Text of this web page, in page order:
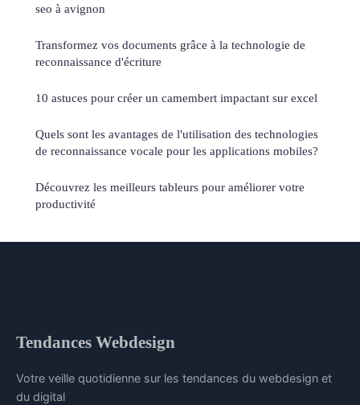
seo à avignon
Transformez vos documents grâce à la technologie de
reconnaissance d'écriture
10 astuces pour créer un camembert impactant sur excel
Quels sont les avantages de l'utilisation des technologies
de reconnaissance vocale pour les applications mobiles?
Découvrez les meilleurs tableurs pour améliorer votre
productivité
Tendances Webdesign
Votre veille quotidienne sur les tendances du webdesign et
du digital